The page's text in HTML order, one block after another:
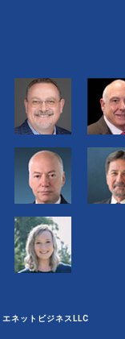
エネットビジネスLLC